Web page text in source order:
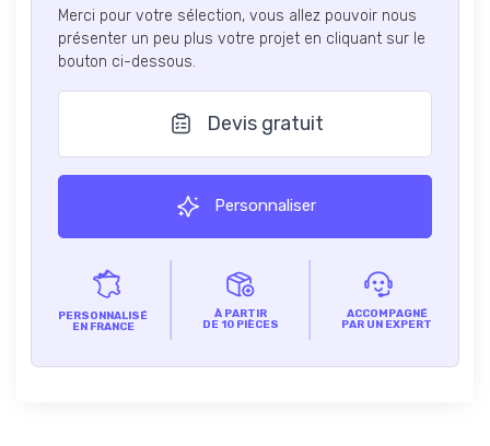
Merci pour votre sélection, vous allez pouvoir nous
présenter un peu plus votre projet en cliquant sur le
bouton ci-dessous.
Devis gratuit
Personnaliser
PERSONNALISÉ
EN FRANCE
À PARTIR
DE 10 PIÈCES
ACCOMPAGNÉ
PAR UN EXPERT